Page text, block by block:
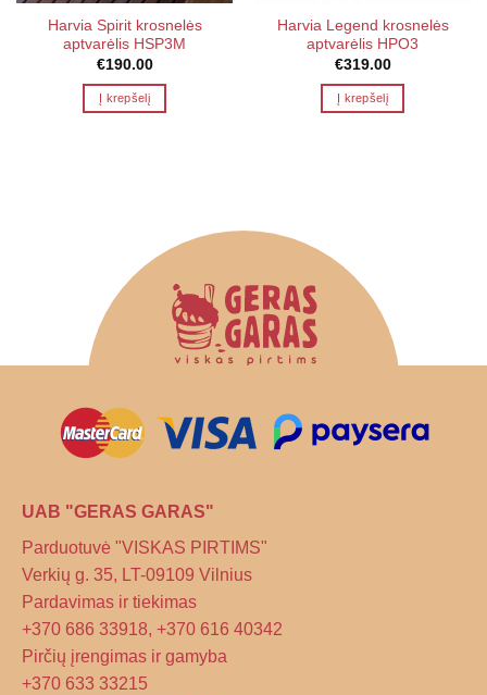
Harvia Spirit krosnelės
aptvarėlis HSP3M
€190.00
Į krepšelį
Harvia Legend krosnelės
aptvarėlis HPO3
€319.00
Į krepšelį
UAB "GERAS GARAS"
Parduotuvė "VISKAS PIRTIMS"
Verkių g. 35, LT-09109 Vilnius
Pardavimas ir tiekimas
+370 686 33918, +370 616 40342
Pirčių įrengimas ir gamyba
+370 633 33215